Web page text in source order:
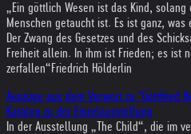
„Ein göttlich Wesen ist das Kind,
Menschen getaucht ist. Es ist ganz,
Der Zwang des Gesetzes und des
Freiheit allein. In ihm ist Frieden; es ist
zerfallen“Friedrich Hölderlin
Auszüge aus dem Vorwort zu "Gottfried
Katalog zu der Einzelausstellung
In der Ausstellung „The Child“, die im